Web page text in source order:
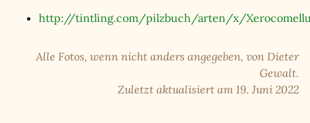
http://tintling.com/pilzbuch/arten/x/
Alle Fotos, wenn nicht anders angegeben, von Dieter
Gewalt.
Zuletzt aktualisiert am 19. Juni 2022